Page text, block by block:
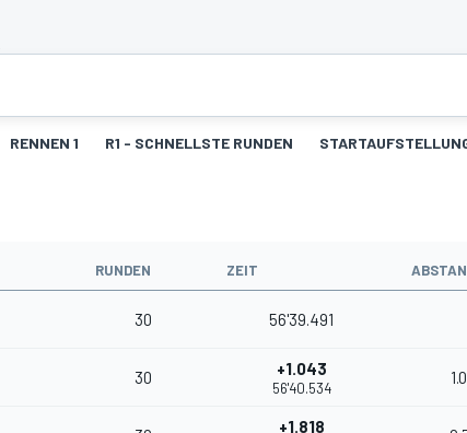
RENNEN 1 R1 - SCHNELLSTE RUNDEN
RUNDEN ZEIT
30 56'39.491
30 +1.043
56'40.534
+1.818